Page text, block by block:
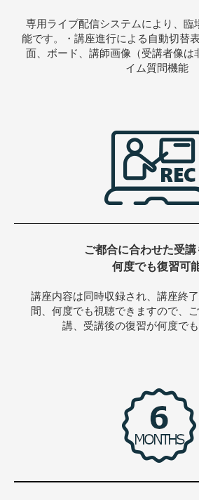
専用ライブ配信システムにより、臨
能です。・講座進行による自動切替
面、ボード、講師画像（受講者像は
イム質問機能
ご都合に合わせた受
何度でも復習可
講座内容は同時収録され、講座終
間、何度でも視聴できますので、
講、受講後の復習が何度でも